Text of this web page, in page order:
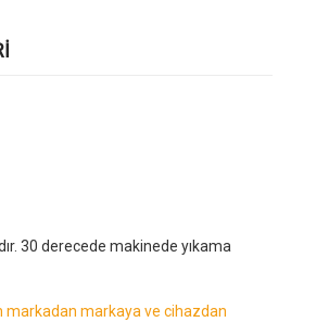
30 derecede makinede yıkama
markadan markaya ve cihazdan